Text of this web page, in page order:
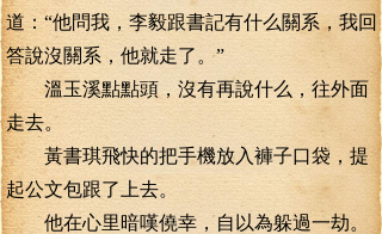
道：“他問我，李毅跟書記有什么關系，我回
答說沒關系，他就走了。”
溫玉溪點點頭，沒有再說什么，往外面
走去。
黃書琪飛快的把手機放入褲子口袋，提
起公文包跟了上去。
他在心里暗嘆僥幸，自以為躲過一劫。